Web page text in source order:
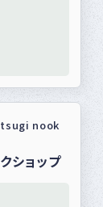
nook
ショップ